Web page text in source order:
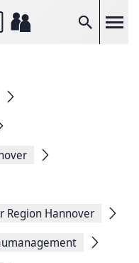
Suche
Region Hannover